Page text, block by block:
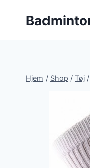
Hjem / Shop / Tøj /